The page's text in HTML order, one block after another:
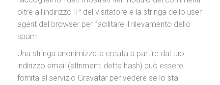
oltre all’indirizzo IP del visitatore e la stringa dello user
agent del browser per facilitare il rilevamento dello
spam.
Una stringa anonimizzata creata a partire dal tuo
indirizzo email (altrimenti detta hash) può essere
fornita al servizio Gravatar per vedere se lo stai